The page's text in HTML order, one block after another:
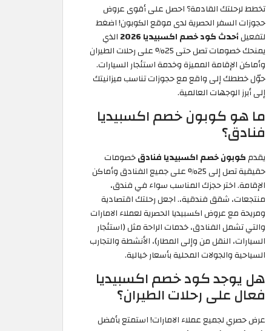
تخطط لرحلتك القادمة؟ احصل على أقوى عروض
حجوزات السفر الحصرية لدى موقع الكوبون! اضغط
لتفعيلأحدث كود خصم اكسبيديا 2026
الذي
يمنحك خصومات تصل حتى 25% على رحلات الطيران
وأماكن الإقامة المميزة وخدمة استئجار السيارات.
حوّل خططك إلى واقع مع حجوزات تناسب ميزانيتك
إلى أبرز الوجهات العالمية.
ما هو كوبون خصم اكسبيديا
فنادق؟
يقدمكوبون خصم اكسبيديا فنادقخصومات
حقيقية تصل إلى 25% على جميع الفنادق وأماكن
الإقامة. اختر حجزك المناسب سواء في فندق،
منتجعات، شقق فندقية،. اجعل رحلتك اقتصادية
ومريحة مع عروض اكسبيديا الحصرية لعملاء الامارات
والتي تشمل الفنادق، خدمات الراحة مثل (استئجار
السيارات، النقل من وإلى المطار)، الأنشطة والتجارب
السياحية والجولات المحلية بأسعار خيالية.
هل يوجد كود خصم اكسبيديا
فعال على رحلات الطيران؟
عرض حصري لجميع عملاء الامارات! استمتع بأفضل